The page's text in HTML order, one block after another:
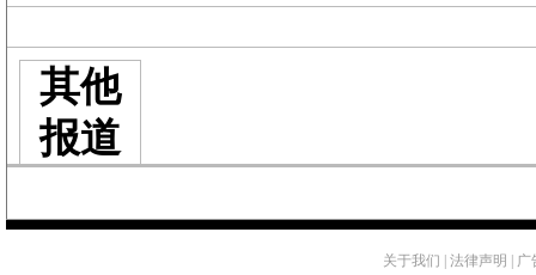
其他
报道
关于我们 法律声明
广